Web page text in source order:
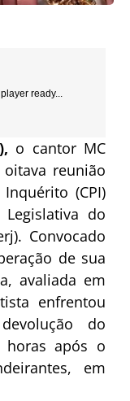
player ready...
o cantor MC
reunião
(CPI)
do
Convocado
de sua
avaliada em
enfrentou
do
horas após o
em